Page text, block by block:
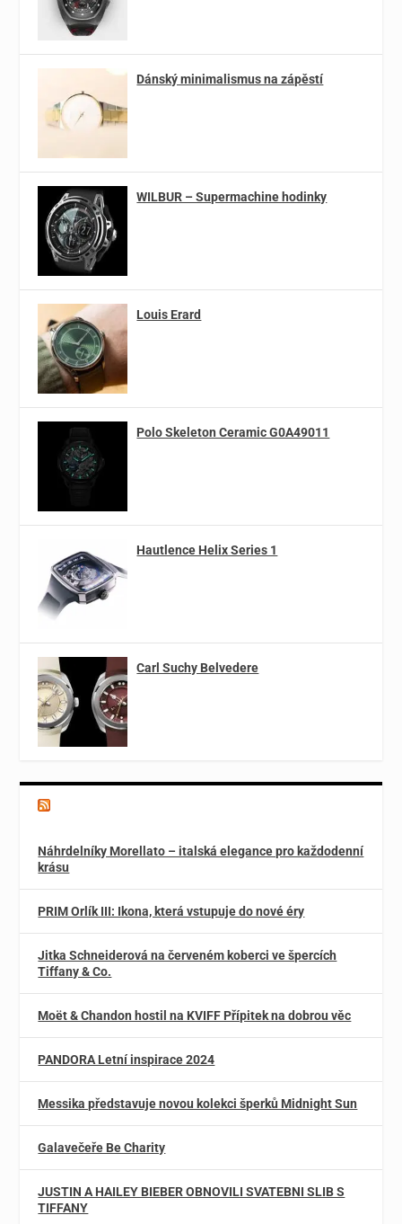
Dánský minimalismus na zápěstí
WILBUR – Supermachine hodinky
Louis Erard
Polo Skeleton Ceramic G0A49011
Hautlence Helix Series 1
Carl Suchy Belvedere
Náhrdelníky Morellato – italská elegance pro každodenní
krásu
PRIM Orlík III: Ikona, která vstupuje do nové éry
Jitka Schneiderová na červeném koberci ve špercích
Tiffany & Co.
Moët & Chandon hostil na KVIFF Přípitek na dobrou věc
PANDORA Letní inspirace 2024
Messika představuje novou kolekci šperků Midnight Sun
Galavečeře Be Charity
JUSTIN A HAILEY BIEBER OBNOVILI SVATEBNI SLIB S
TIFFANY